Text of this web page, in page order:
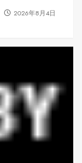
2026年8月4日